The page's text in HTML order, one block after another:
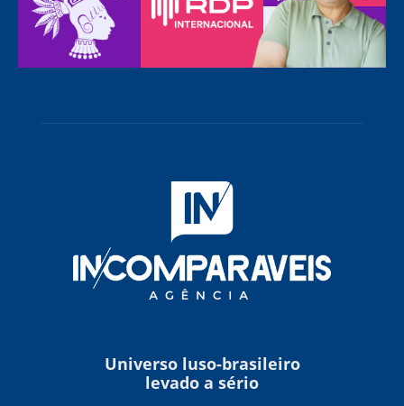
Universo luso-brasileiro
levado a sério